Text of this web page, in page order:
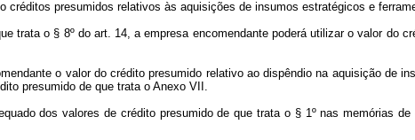
presumidos relativos às aquisições de insumos estratégicos e
trata o § 8º do art. 14, a empresa encomendante poderá utilizar o valor do
o valor do crédito presumido relativo ao dispêndio na aquisição de
presumido de que trata o Anexo VII.
dos valores de crédito presumido de que trata o § 1º nas memórias